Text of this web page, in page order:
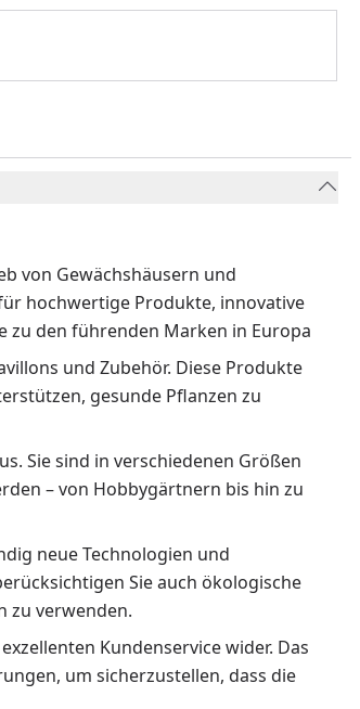
von Gewächshäusern und
hochwertige Produkte, innovative
zu den führenden Marken in Europa
und Zubehör. Diese Produkte
gesunde Pflanzen zu
Sie sind in verschiedenen Größen
– von Hobbygärtnern bis hin zu
neue Technologien und
Sie auch ökologische
zu verwenden.
Kundenservice wider. Das
um sicherzustellen, dass die